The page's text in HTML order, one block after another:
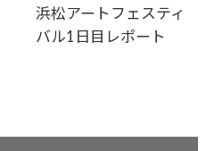
浜松アートフェスティ
バル1日目レポート